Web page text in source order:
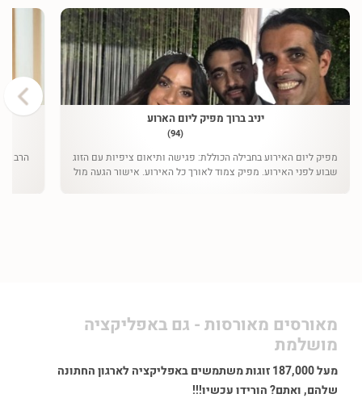
יניב ברוך מפיק ליום הארוע
(94)
מפיק ליום האירוע בחבילה הכוללת: פגישה ותיאום ציפיות עם הזוג
שבוע לפני האירוע. מפיק צמוד לאורך כל האירוע. אישור הגעה מול
הרב
›
מאורסים מאורסות - גם באפליקציה
מושלמת
מעל 187,000 זוגות משתמשים באפליקציה לארגון החתונה
שלהם, ואתם? הורידו עכשיו!!!